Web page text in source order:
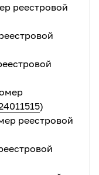
внесены
с погодными
будьте готовы к
об отмене мы
или рано
сбора в
мы возвращаем
реестровой
)
реестровой